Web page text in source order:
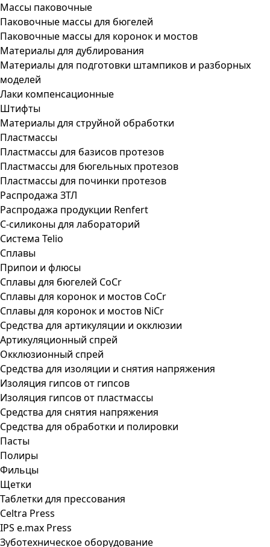
Массы паковочные
Паковочные массы для бюгелей
Паковочные массы для коронок и мостов
Материалы для дублирования
Материалы для подготовки штампиков и разборных
моделей
Лаки компенсационные
Штифты
Материалы для струйной обработки
Пластмассы
Пластмассы для базисов протезов
Пластмассы для бюгельных протезов
Пластмассы для починки протезов
Распродажа ЗТЛ
Распродажа продукции Renfert
С-силиконы для лабораторий
Система Telio
Сплавы
Припои и флюсы
Сплавы для бюгелей CoCr
Сплавы для коронок и мостов CoCr
Сплавы для коронок и мостов NiCr
Средства для артикуляции и окклюзии
Артикуляционный спрей
Окклюзионный спрей
Средства для изоляции и снятия напряжения
Изоляция гипсов от гипсов
Изоляция гипсов от пластмассы
Средства для снятия напряжения
Средства для обработки и полировки
Пасты
Полиры
Фильцы
Щетки
Таблетки для прессования
Celtra Press
IPS e.max Press
Зуботехническое оборудование